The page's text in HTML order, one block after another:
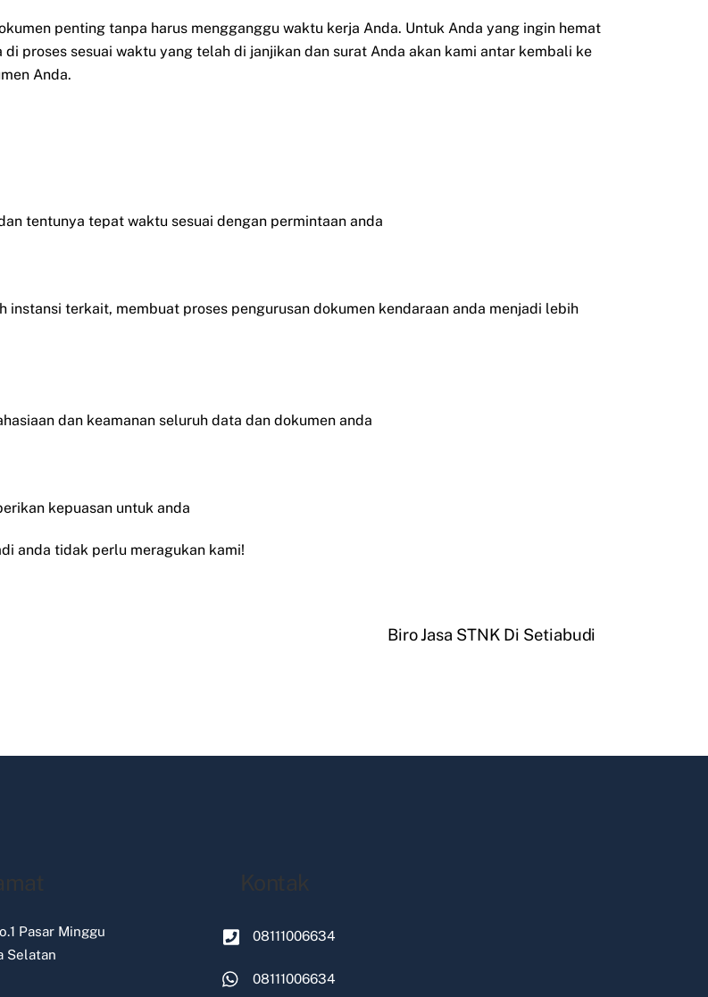
penting tanpa harus mengganggu waktu kerja Anda. Untuk Anda yang ingin hemat
proses sesuai waktu yang telah di janjikan dan surat Anda akan kami antar kembali ke
Anda.
tentunya tepat waktu sesuai dengan permintaan anda
terkait, membuat proses pengurusan dokumen kendaraan anda menjadi lebih
dan keamanan seluruh data dan dokumen anda
kepuasan untuk anda
anda tidak perlu meragukan kami!
Biro Jasa STNK Di Setiabudi
Pasar Minggu
Selatan
Kontak
08111006634
08111006634